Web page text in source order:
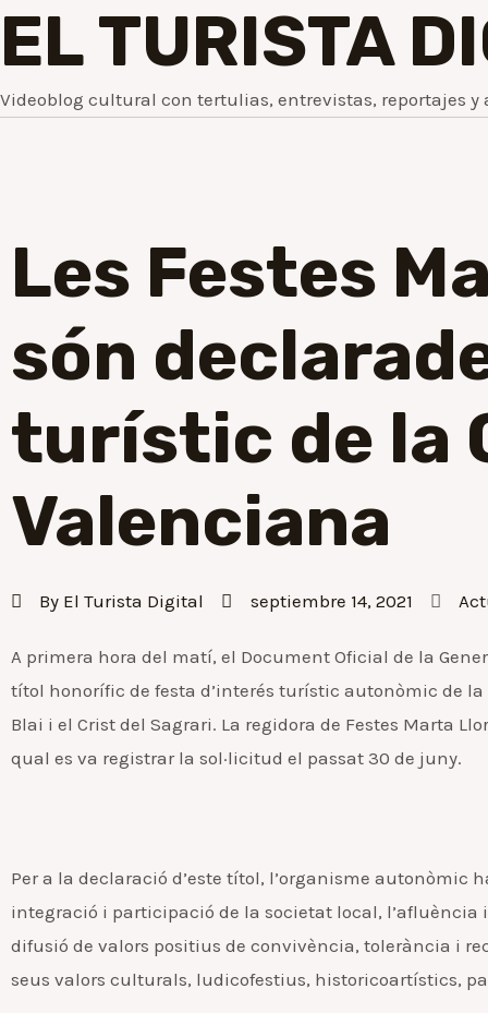
EL TURISTA
Videoblog cultural con tertulias, entrevistas, reportajes y
Les Festes
són
turístic de la
Valenciana
By El Turista Digital septiembre 14, 2021
A primera hora del matí, el Document Oficial de la
títol honorífic de festa d’interés turístic autonòmic de
Blai i el Crist del Sagrari. La regidora de Festes Marta
qual es va registrar la sol·licitud el passat 30 de juny.
Per a la declaració d’este títol, l’organisme
integració i participació de la societat local,
difusió de valors positius de convivència, tolerància i
seus valors culturals, ludicofestius, historicoartístics,